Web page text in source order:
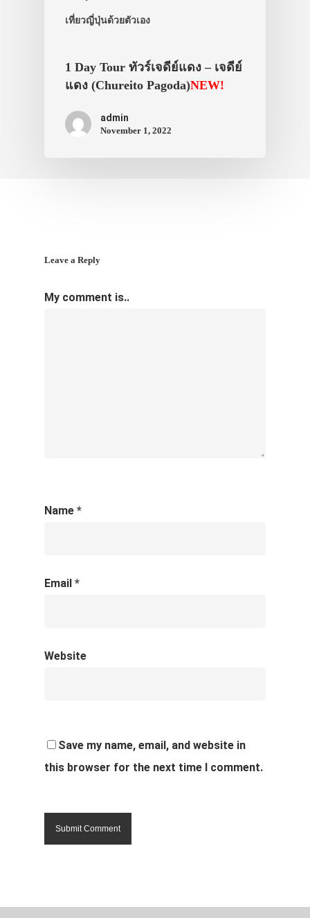
เที่ยวญี่ปุ่นด้วยตัวเอง
1 Day Tour ทัวร์เจดีย์แดง – เจดีย์
แดง (Chureito Pagoda)NEW!
admin
November 1, 2022
Leave a Reply
My comment is..
Name *
Email *
Website
Save my name, email, and website in
this browser for the next time I comment.